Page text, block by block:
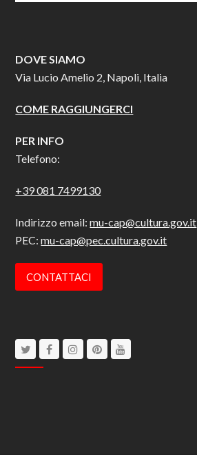
DOVE SIAMO
Via Lucio Amelio 2, Napoli, Italia
COME RAGGIUNGERCI
PER INFO
Telefono:
+39 081 7499130
Indirizzo email:mu-cap@cultura.gov.it
PEC:mu-cap@pec.cultura.gov.it
CONTATTACI
TwitterFacebookInstagram
Pinterest